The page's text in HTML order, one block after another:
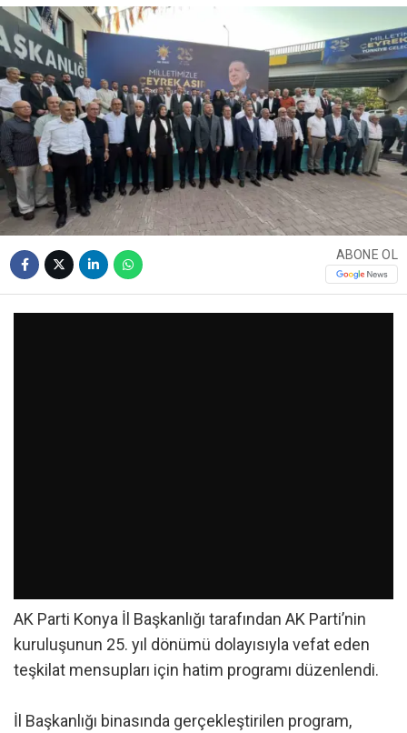
ABONE OL
AK Parti Konya İl Başkanlığı tarafından AK Parti’nin
kuruluşunun 25. yıl dönümü dolayısıyla vefat eden
teşkilat mensupları için hatim programı düzenlendi.
İl Başkanlığı binasında gerçekleştirilen program,